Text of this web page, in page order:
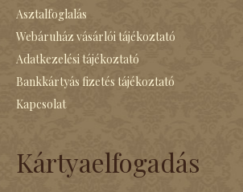
Asztalfoglalás
Webáruház vásárlói tájékoztató
Adatkezelési tájékoztató
Bankkártyás fizetés tájékoztató
Kapcsolat
Kártyaelfogadás